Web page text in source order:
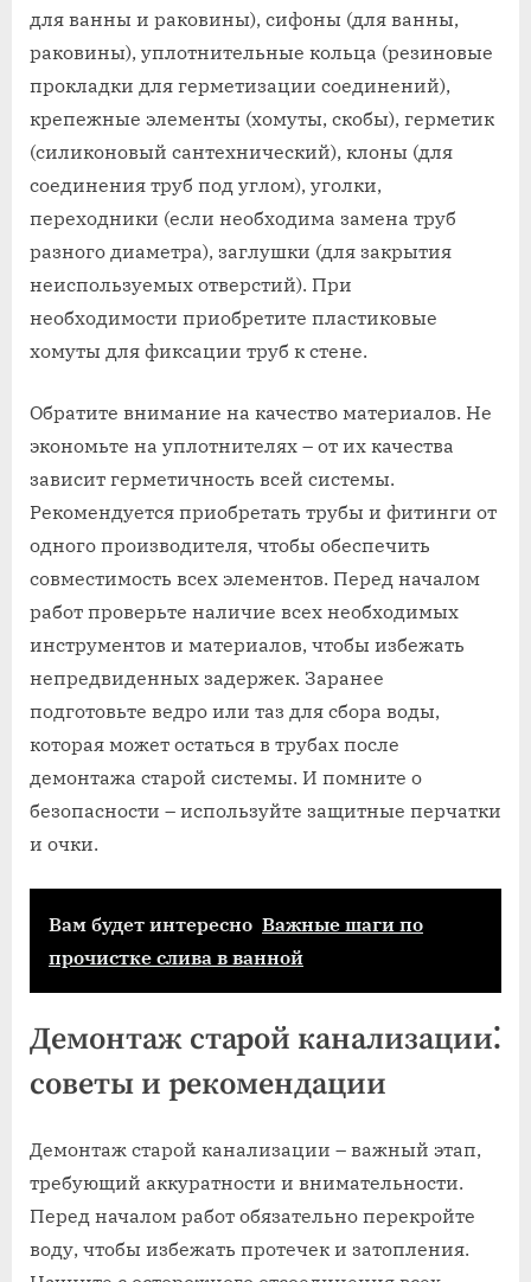
для ванны и раковины)‚ сифоны (для ванны‚
раковины)‚ уплотнительные кольца (резиновые
прокладки для герметизации соединений)‚
крепежные элементы (хомуты‚ скобы)‚ герметик
(силиконовый сантехнический)‚ клоны (для
соединения труб под углом)‚ уголки‚
переходники (если необходима замена труб
разного диаметра)‚ заглушки (для закрытия
неиспользуемых отверстий). При
необходимости приобретите пластиковые
хомуты для фиксации труб к стене.
Обратите внимание на качество материалов. Не
экономьте на уплотнителях – от их качества
зависит герметичность всей системы.
Рекомендуется приобретать трубы и фитинги от
одного производителя‚ чтобы обеспечить
совместимость всех элементов. Перед началом
работ проверьте наличие всех необходимых
инструментов и материалов‚ чтобы избежать
непредвиденных задержек. Заранее
подготовьте ведро или таз для сбора воды‚
которая может остаться в трубах после
демонтажа старой системы. И помните о
безопасности – используйте защитные перчатки
и очки.
Вам будет интересно Важные шаги по
прочистке слива в ванной
Демонтаж старой канализации⁚
советы и рекомендации
Демонтаж старой канализации – важный этап‚
требующий аккуратности и внимательности.
Перед началом работ обязательно перекройте
воду‚ чтобы избежать протечек и затопления.